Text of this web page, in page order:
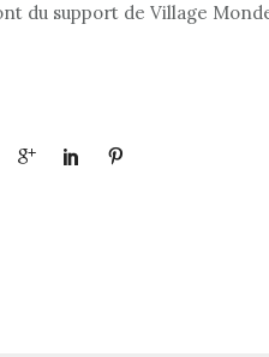
du support de Village